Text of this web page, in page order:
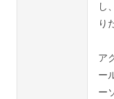
し
り
ア
ー
ー